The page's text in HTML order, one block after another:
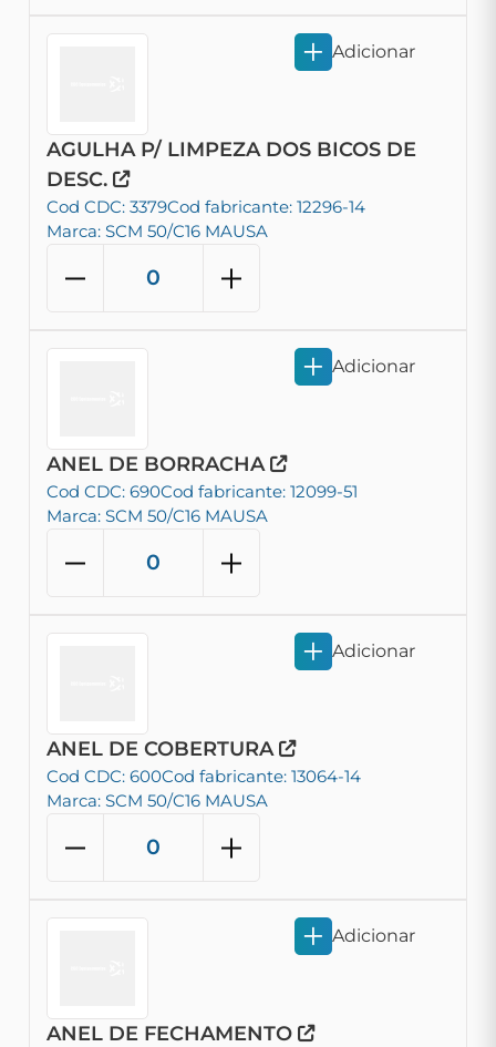
AGULHA P/ LIMPEZA DOS BICOS DE
DESC.
Cod CDC: 3379Cod fabricante: 12296-14
Marca: SCM 50/C16 MAUSA
Adicionar
ANEL DE BORRACHA
Cod CDC: 690Cod fabricante: 12099-51
Marca: SCM 50/C16 MAUSA
Adicionar
ANEL DE COBERTURA
Cod CDC: 600Cod fabricante: 13064-14
Marca: SCM 50/C16 MAUSA
Adicionar
ANEL DE FECHAMENTO
Adicionar